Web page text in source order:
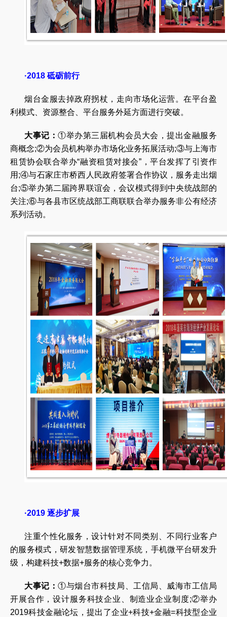
·2018 砥砺前行
烟台金服去掉政府拐杖，走向市场化运营。在平台盈
利模式、资源整合、平台服务外延方面进行突破。
大事记：①举办第三届机构会员大会，提出金融服务
商概念;②为会员机构举办市场化业务拓展活动;③与上海市
租赁协会联合举办“融资租赁对接会”，平台发挥了引资作
用;④与石家庄市桥西人民政府签署合作协议，服务走出烟
台;⑤举办第二届跨界联谊会，会议模式得到中央统战部的
关注;⑥与各县市区统战部工商联联合举办服务非公有经济
系列活动。
·2019 逐步扩展
注重个性化服务，设计针对不同类别、不同行业客户
的服务模式，研发智慧数据管理系统，手机微平台研发升
级，构建科技+数据+服务的核心竞争力。
大事记：①与烟台市科技局、工信局、威海市工信局
开展合作，设计服务科技企业、制造业企业制度;②举办
2019科技金融论坛，提出了企业+科技+金融=科技型企业